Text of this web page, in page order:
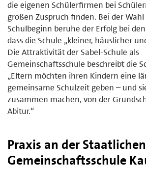
die eigenen Schülerfirmen bei
großen Zuspruch finden. Bei der
Schulbeginn beruhe der Erfolg bei
dass die Schule „kleiner, häuslicher
Die Attraktivität der Sabel-Schule als
Gemeinschaftsschule beschreibt die
„Eltern möchten ihren Kindern eine
gemeinsame Schulzeit geben – und
zusammen machen, von der
Abitur.“
Praxis an der Staatlichen
Gemeinschaftsschule